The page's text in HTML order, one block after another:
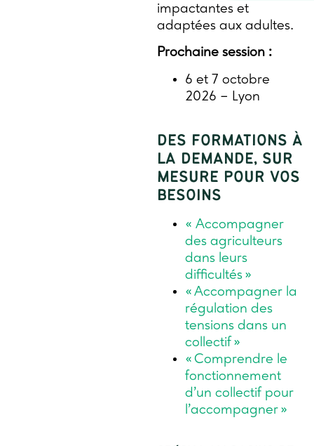
impactantes et
adaptées aux adultes.
Prochaine session :
6 et 7 octobre
2026 – Lyon
DES FORMATIONS À
LA DEMANDE, SUR
MESURE POUR VOS
BESOINS
« Accompagner
des agriculteurs
dans leurs
difficultés »
« Accompagner la
régulation des
tensions dans un
collectif »
« Comprendre le
fonctionnement
d’un collectif pour
l’accompagner »